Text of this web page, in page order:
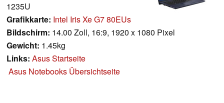
1235U
Grafikkarte: Intel Iris Xe G7 80EUs
Bildschirm: 14.00 Zoll, 16:9, 1920 x 1080 Pixel
Gewicht: 1.45kg
Links: Asus Startseite
Asus Notebooks Übersichtseite